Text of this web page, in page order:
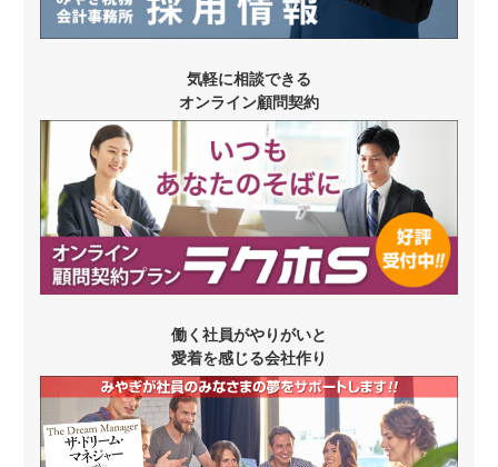
気軽に相談できる
オンライン顧問契約
働く社員がやりがいと
愛着を感じる会社作り